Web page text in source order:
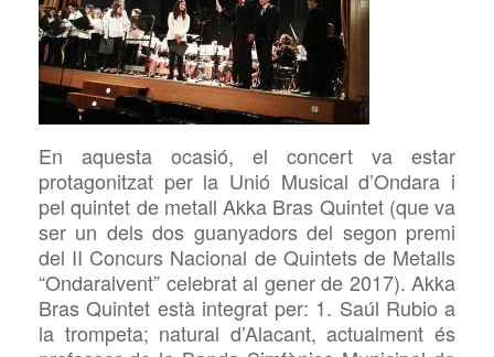
En aquesta ocasió, el concert va estar
protagonitzat per la Unió Musical d’Ondara i
pel quintet de metall Akka Bras Quintet (que va
ser un dels dos guanyadors del segon premi
del II Concurs Nacional de Quintets de Metalls
“Ondaralvent” celebrat al gener de 2017). Akka
Bras Quintet està integrat per: 1. Saúl Rubio a
la trompeta; natural d’Alacant, actualment és